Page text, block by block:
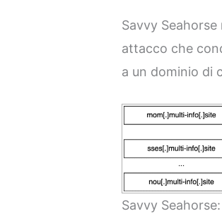
Savvy
attacco che
a un dominio di
Savvy